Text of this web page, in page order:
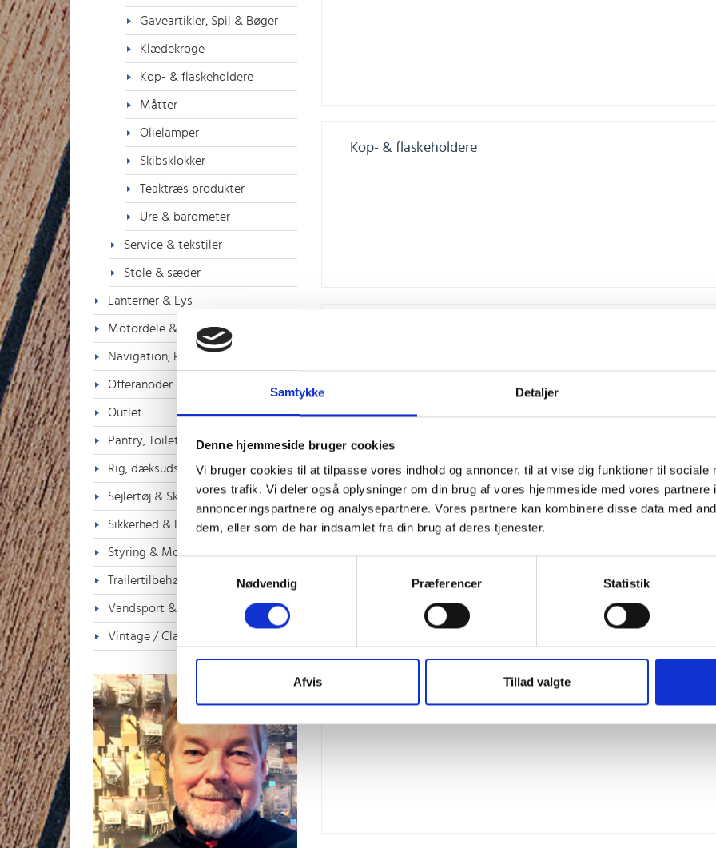
Samtykke Detaljer
Denne hjemmeside bruger cookies
Vi bruger cookies til at tilpasse vores indhold og annoncer, til at vise dig funktioner til sociale
vores trafik. Vi deler også oplysninger om din brug af vores hjemmeside med vores partnere
annonceringspartnere og analysepartnere. Vores partnere kan kombinere disse data med
dem, eller som de har indsamlet fra din brug af deres tjenester.
Samtykkevalg
Nødvendig
Præferencer Statistik
Afvis Tillad valgte
Gaveartikler, Spil & Bøger
Klædekroge
Kop- & flaskeholdere
Måtter
Olielamper
Skibsklokker
Teaktræs produkter
Ure & barometer
Service & tekstiler
Stole & sæder
Lanterner & Lys
Motordele & Tilbehør
Navigation, Radio & TV
Offeranoder
Outlet
Pantry, Toilet & VVS
Rig, dæksudstyr & Tovværk
Sejlertøj & Sko
Sikkerhed & Badestiger
Styring & Motorkontrol
Trailertilbehør
Vandsport & Fritid
Vintage / Classic
Kop- & flaskeholdere
Skibsklokker